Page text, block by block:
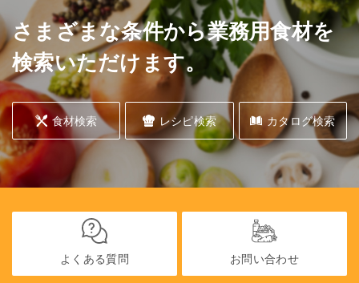
さまざまな条件から業務用食材を
検索いただけます。
食材検索 レシピ検索 カタログ検索
よくある質問 お問い合わせ